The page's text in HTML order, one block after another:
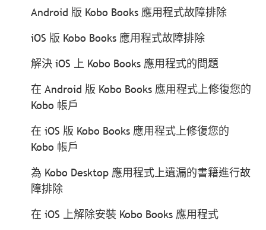
Android 版 Kobo Books 應用程式故障排除
iOS 版 Kobo Books 應用程式故障排除
解決 iOS 上 Kobo Books 應用程式的問題
在 Android 版 Kobo Books 應用程式上修復您的
Kobo 帳戶
在 iOS 版 Kobo Books 應用程式上修復您的
Kobo 帳戶
為 Kobo Desktop 應用程式上遺漏的書籍進行故
障排除
在 iOS 上解除安裝 Kobo Books 應用程式